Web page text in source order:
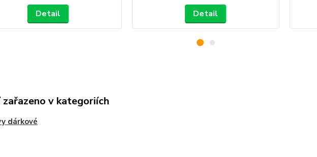
Detail Detail
zařazeno v kategoriích
dárkové